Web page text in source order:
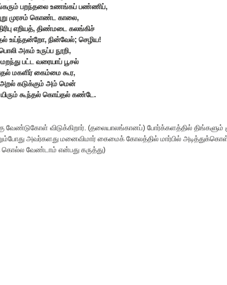
பறந்தலை உணங்கப் பண்ணிப்,
முரசம் கொண்ட காலை,
எறியத், திண்மடை கலங்கிச்
உய்ந்தன்றோ, நின்வேல்; செழிய!
அகம் உருப்ப நூறி,
பட்ட வரையாப் பூசல்
மகளிர் கைம்மை கூர,
கடுக்கும் அம் மென்
கூந்தல் கொய்தல் கண்டே.
வேண்டுகோள் விடுக்கிறார். (தலையாலங்கானப்) போர்க்களத்தில்
அவர்களது மனைவிமார் கைமைக் கோலத்தில் மார்பில்
வேண்டாம் என்பது கருத்து)